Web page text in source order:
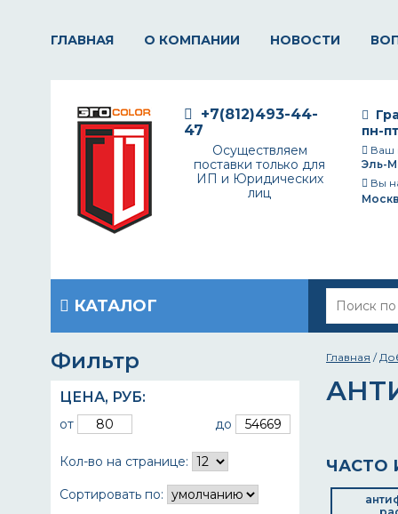
ГЛАВНАЯ О КОМПАНИИ НОВОСТИ
пн-
Ваш
Эль-
Вы
+7(812)493-44-
47
Осуществляем
поставки только для
ИП и Юридических
лиц
КАТАЛОГ
Фильтр
ЦЕНА, РУБ:
от до
Кол-во на странице:
Сортировать по:
Главная /
ЧАСТО